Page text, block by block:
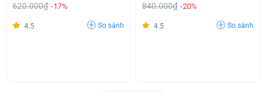
620.000₫ -17%
4.5 So sánh
840.000₫ -20%
4.5 So sánh